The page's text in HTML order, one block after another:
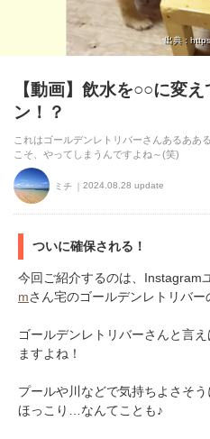
出典 :
【動画】飲水を○○に変
ン！？
これはゴールデンレトリバーさんあるああ
こそ、やってしまうんですよね～(笑)
ミチ 2024.08.28 update
ついに確保される！
今回ご紹介するのは、Instagram
mさん宅のゴールデンレトリバー
ゴールデンレトリバーさんと言
ますよね！
プールや川などで気持ちよさそ
ほっこり…なんてことも♪